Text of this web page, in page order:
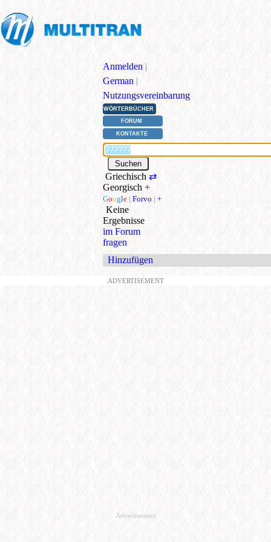
Anmelden |
German |
Nutzungsvereinbarung
WÖRTERBÜCHER
FORUM
KONTAKTE
Griechisch⇄
Georgisch +
Google | Forvo | +
Keine
Ergebnisse
im Forum
fragen
Hinzufügen
ADVERTISEMENT
Advertisement